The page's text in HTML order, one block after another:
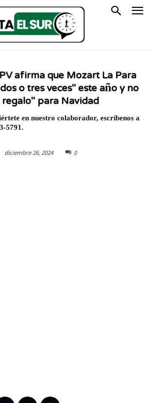
afirma que Mozart La Para
o tres veces" este año y no
para Navidad
en nuestro colaborador, escríbenos a
5791.
diciembre 26, 2024 0